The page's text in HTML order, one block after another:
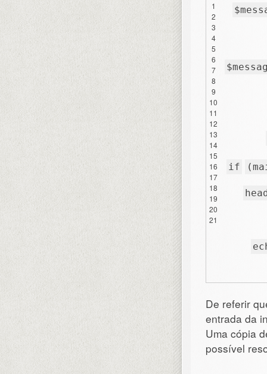
1
2
3
4
5
6
7
8
9
10
11
12
13
14
15
16
17
18
19
20
21
if
De referir
entrada da
Uma cópia
possível